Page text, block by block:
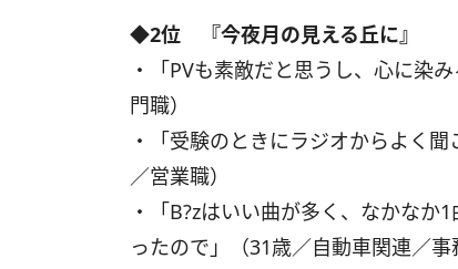
◆2位 『今夜月の見える丘に』
・「PVも素敵だと思うし、心に染
門職）
・「受験のときにラジオからよく
／営業職）
・「B?zはいい曲が多く、なかな
ったので」（31歳／自動車関連／事